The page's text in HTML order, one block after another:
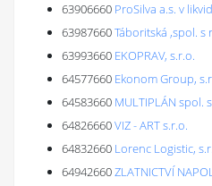
63906660 ProSilva a.s. v
63987660Táboritská ,spol. s
63993660 EKOPRAV, s.r.o.
64577660 Ekonom Group,
64583660 MULTIPLÁN spol.
64826660VIZ - ART s.r.o.
64832660 Lorenc Logistic,
64942660ZLATNICTVÍ